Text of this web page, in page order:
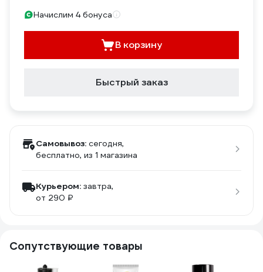
Начислим 4 бонуса
В корзину
Быстрый заказ
Самовывоз: сегодня,
бесплатно, из 1 магазина
Курьером: завтра,
от 290 ₽
Сопутствующие товары